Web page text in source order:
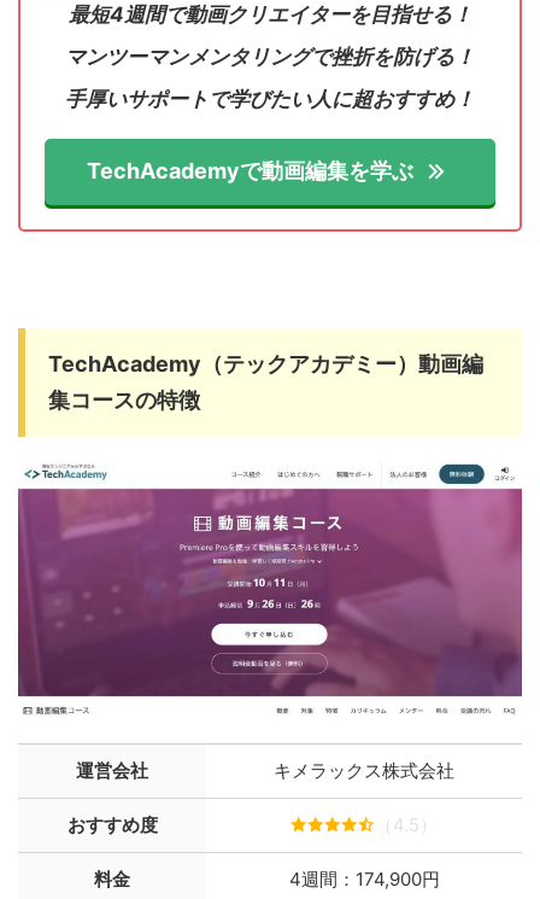
最短4週間で動画クリエイターを目指せる！
マンツーマンメンタリングで挫折を防げる！
手厚いサポートで学びたい人に超おすすめ！
TechAcademyで動画編集を学ぶ
TechAcademy（テックアカデミー）動画編
集コースの特徴
運営会社 キメラックス株式会社
おすすめ度 （4.5）
料金
4週間：174,900円